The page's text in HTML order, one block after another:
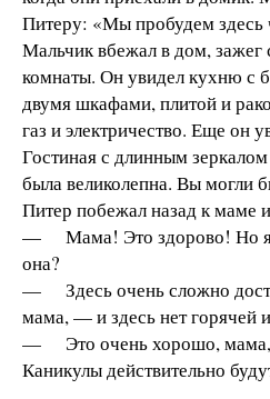
Питеру: «Мы пробудем здесь
Мальчик вбежал в дом, зажег
комнаты. Он увидел кухню с
двумя шкафами, плитой и
газ и электричество. Еще он
Гостиная с длинным
была великолепна. Вы могли
Питер побежал назад к маме
— Мама! Это здорово! Но я
она?
— Здесь очень сложно
мама, — и здесь нет горячей
— Это очень хорошо,
Каникулы действительно